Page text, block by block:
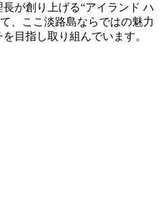
が創り上げる“アイランド ハ
、ここ淡路島ならではの魅力
目指し取り組んでいます。